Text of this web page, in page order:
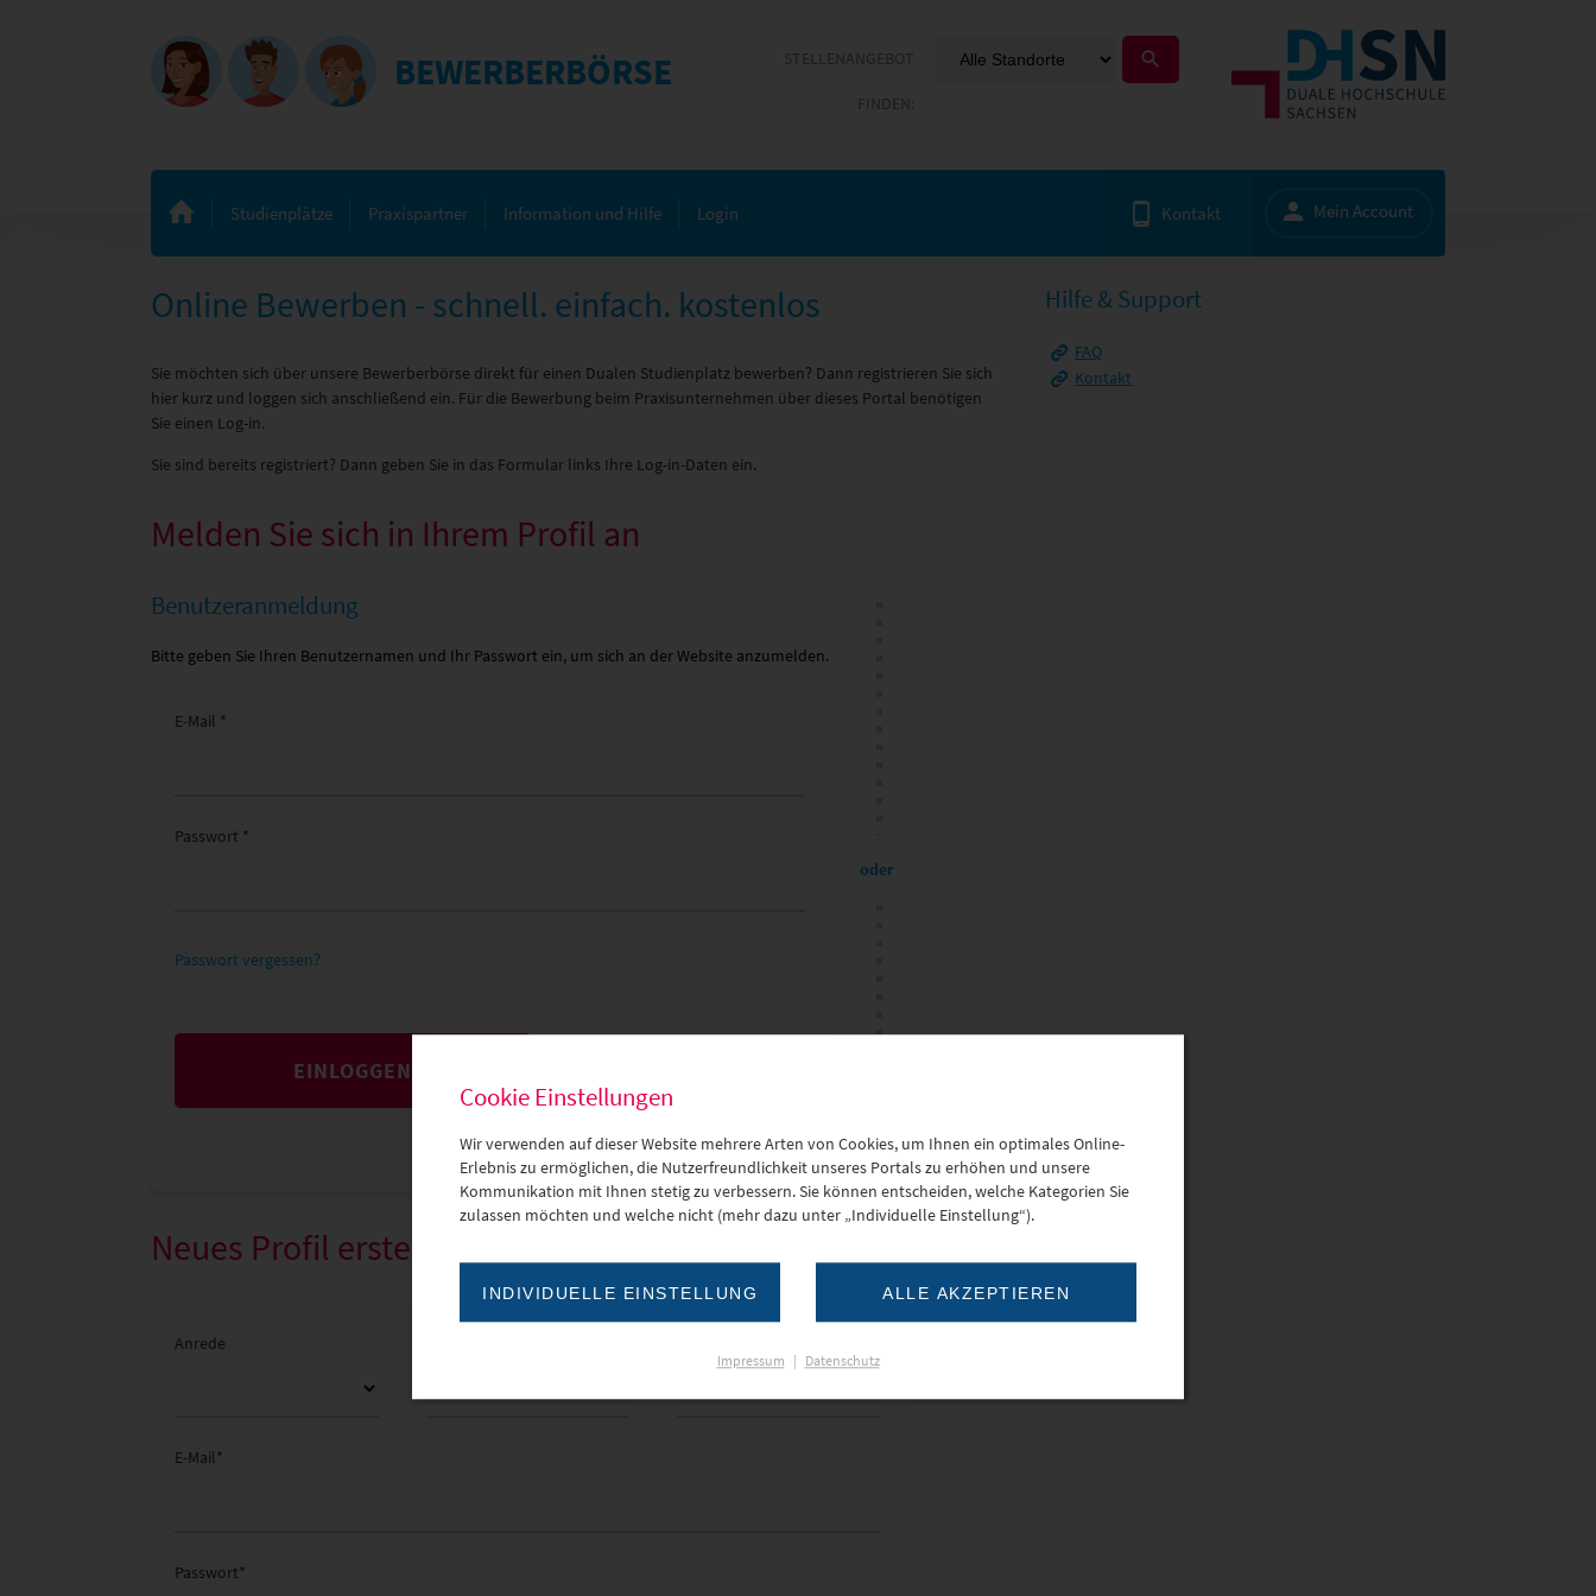
BEWERBERBÖRSE
Studienplätze Praxispartner Information und Hilfe Login Mein Account
Kontakt
Online Bewerben - schnell. einfach. kostenlos
Sie möchten sich über unsere Bewerberbörse direkt für einen Dualen Studienplatz bewerben? Dann registrieren Sie sich
hier kurz und loggen sich anschließend ein. Für die Bewerbung beim Praxisunternehmen über dieses Portal benötigen
Sie einen Log-in.
Sie sind bereits registriert? Dann geben Sie in das Formular links Ihre Log-in-Daten ein.
Hilfe & Support
FAQ
Kontakt
Melden Sie sich in Ihrem Profil an
Benutzeranmeldung
Bitte geben Sie Ihren Benutzernamen und Ihr Passwort ein, um sich an der Website anzumelden.
E-Mail *
Passwort *
Passwort vergessen?
EINLOGGEN
oder
Neues Profil erstellen
Anrede
E-Mail*
Passwort*
Cookie Einstellungen
Wir verwenden auf dieser Website mehrere Arten von Cookies, um Ihnen ein optimales Online-
Erlebnis zu ermöglichen, die Nutzerfreundlichkeit unseres Portals zu erhöhen und unsere
Kommunikation mit Ihnen stetig zu verbessern. Sie können entscheiden, welche Kategorien Sie
zulassen möchten und welche nicht (mehr dazu unter „Individuelle Einstellung“).
INDIVIDUELLE EINSTELLUNG ALLE AKZEPTIEREN
Impressum | Datenschutz